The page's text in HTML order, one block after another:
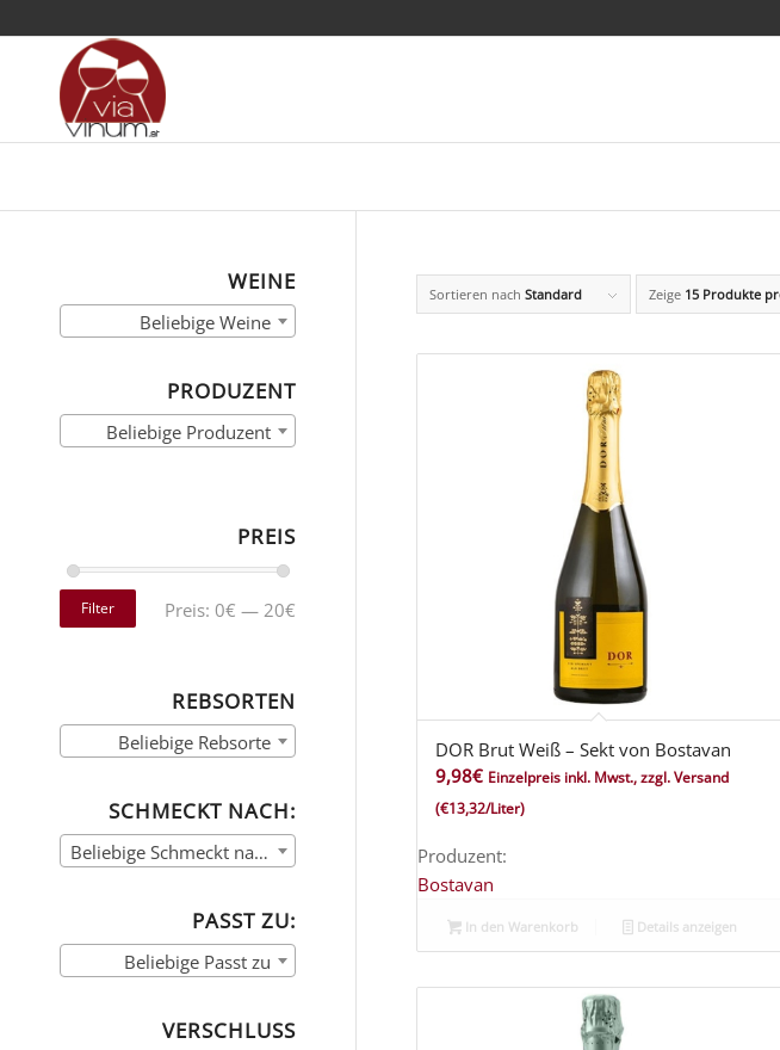
Sortieren nach Standard Zeige 15 Produkte
DOR Brut Weiß – Sekt von Bostavan
9,98€ Einzelpreis inkl. Mwst., zzgl. Versand
(€13,32/Liter)
Produzent:
Bostavan
In den Warenkorb Details anzeigen
WEINE
Beliebige Weine
PRODUZENT
Beliebige Produzent
PREIS
Filter Preis: 0€ — 20€
REBSORTEN
Beliebige Rebsorte
SCHMECKT NACH:
Beliebige Schmeckt nach
PASST ZU:
Beliebige Passt zu
VERSCHLUSS